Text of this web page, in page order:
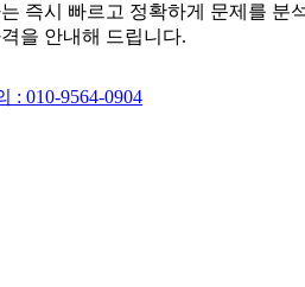
즉시 빠르고 정확하게 문제를 분
을 안내해 드립니다.
: 010-9564-0904